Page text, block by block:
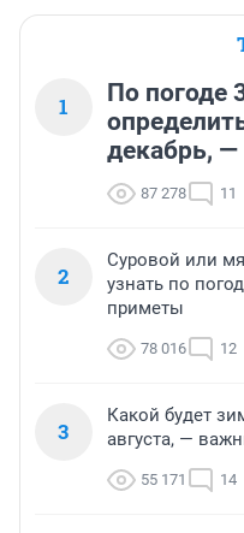
1
По погоде
декабрь,
87 278 11
2
Суровой или
узнать по
приметы
78 016 12
3
Какой будет
августа, —
55 171 14